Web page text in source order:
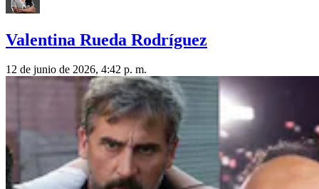
Valentina Rueda Rodríguez
12 de junio de 2026, 4:42 p. m.